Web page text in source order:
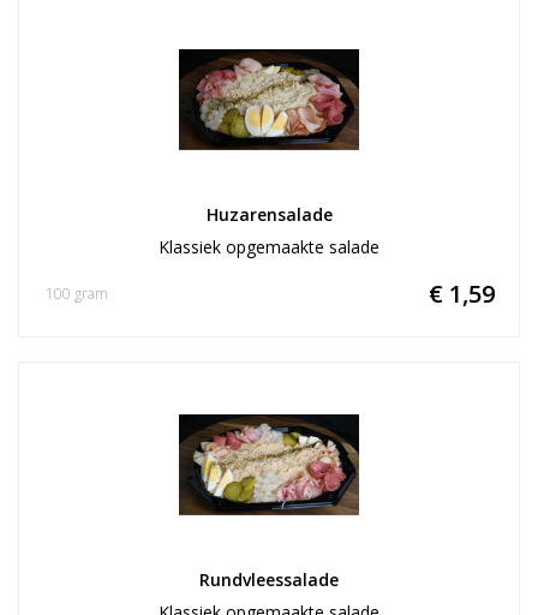
Huzarensalade
Klassiek opgemaakte salade
€ 1,59
100 gram
Rundvleessalade